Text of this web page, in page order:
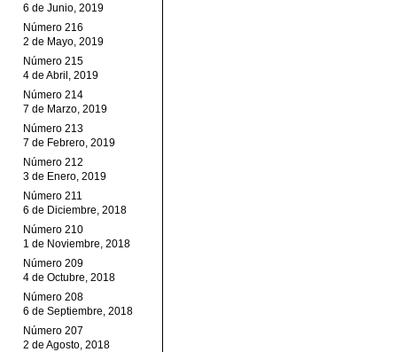
6 de Junio, 2019
Número 216
2 de Mayo, 2019
Número 215
4 de Abril, 2019
Número 214
7 de Marzo, 2019
Número 213
7 de Febrero, 2019
Número 212
3 de Enero, 2019
Número 211
6 de Diciembre, 2018
Número 210
1 de Noviembre, 2018
Número 209
4 de Octubre, 2018
Número 208
6 de Septiembre, 2018
Número 207
2 de Agosto, 2018